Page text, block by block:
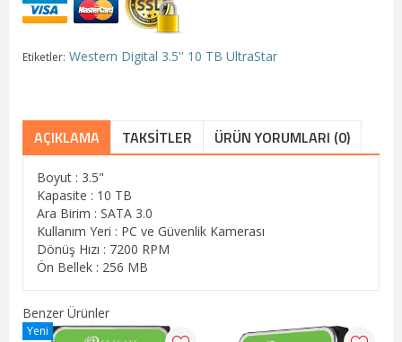
Etiketler: Western Digital 3.5'' 10 TB UltraStar
AÇIKLAMA TAKSITLER ÜRÜN YORUMLARI (0)
Boyut : 3.5"
Kapasite : 10 TB
Ara Birim : SATA 3.0
Kullanım Yeri : PC ve Güvenlik Kamerası
Dönüş Hızı : 7200 RPM
Ön Bellek : 256 MB
Benzer Ürünler
Yeni